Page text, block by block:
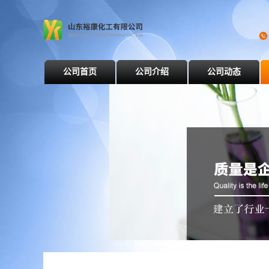
公司首页 公司介绍 公司动态